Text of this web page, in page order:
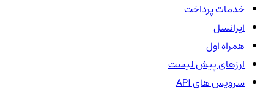
خدمات پرداخت
ایرانسل
همراه اول
ارزهای پیش لیست
سرویس های API